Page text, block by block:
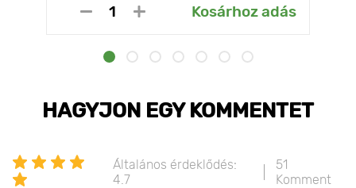
Kosárhoz adás
HAGYJON EGY KOMMENTET
Általános érdeklődés:
4.7
51
Komment